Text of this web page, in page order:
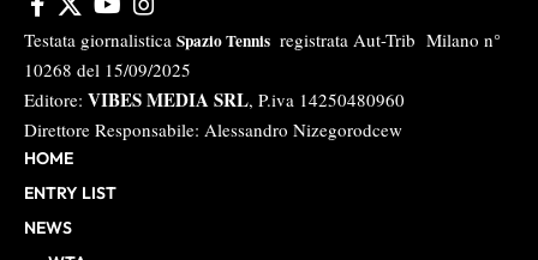
Testata giornalistica Spazio Tennis registrata Aut-Trib Milano n°
10268 del 15/09/2025
Editore: VIBES MEDIA SRL, P.iva 14250480960
Direttore Responsabile: Alessandro Nizegorodcew
HOME
ENTRY LIST
NEWS